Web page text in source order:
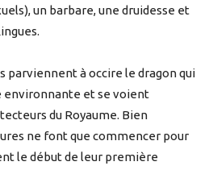
un barbare, une druidesse et
parviennent à occire le dragon qui
environnante et se voient
du Royaume. Bien
ne font que commencer pour
le début de leur première